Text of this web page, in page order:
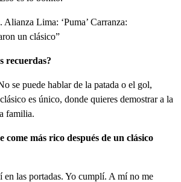
Lima: ‘Puma’ Carranza:
un clásico”
recuerdas?
se puede hablar de la patada o el gol,
es único, donde quieres demostrar a la
familia.
come más rico después de un clásico
en las portadas. Yo cumplí. A mí no me